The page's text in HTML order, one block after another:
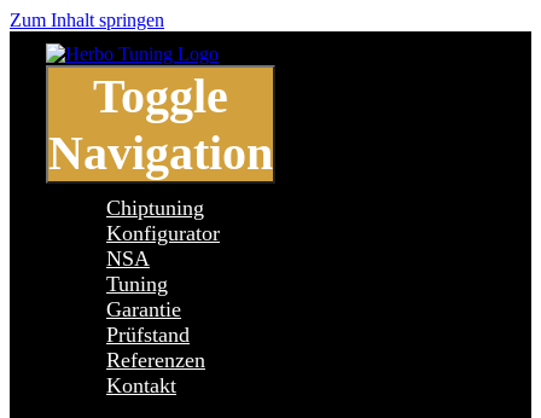
Zum Inhalt springen
Toggle
Navigation
Chiptuning
Konfigurator
NSA
Tuning
Garantie
Prüfstand
Referenzen
Kontakt